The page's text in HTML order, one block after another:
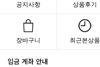
공지사항 상품후기
장바구니 최근본상품
입금 계좌 안내